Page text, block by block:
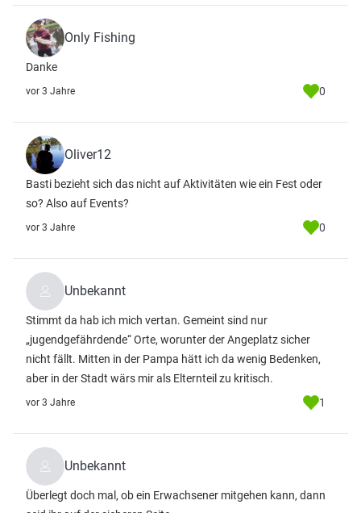
Only Fishing
Danke
vor 3 Jahre 0
Oliver12
Basti bezieht sich das nicht auf Aktivitäten wie ein Fest oder
so? Also auf Events?
vor 3 Jahre 0
Unbekannt
Stimmt da hab ich mich vertan. Gemeint sind nur
„jugendgefährdende“ Orte, worunter der Angeplatz sicher
nicht fällt. Mitten in der Pampa hätt ich da wenig Bedenken,
aber in der Stadt wärs mir als Elternteil zu kritisch.
vor 3 Jahre 1
Unbekannt
Überlegt doch mal, ob ein Erwachsener mitgehen kann, dann